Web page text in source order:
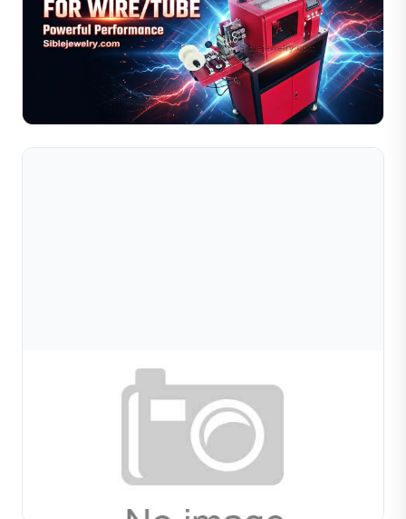
Sức
Khám phá lý do tại sao máy kéo dây Sible được các nhà
sản xuất trang sức trên toàn thế giới tin dùng. Tìm hiểu
các giải pháp ổn định, hiệu quả và tiết kiệm chi ...
Đọc toàn bộ bài viết
Thiết Bị Hàn Và Đánh Bóng Trang Sức: Hướng
Dẫn Thiết Yếu Cho Thiết Lập Dây Chuyề
Hướng dẫn đầy đủ về máy hàn và đánh bóng trang sức.
So sánh hàn laser và hàn điện trở, tìm hiểu quy trình
đánh bóng chuyên nghiệp và lên kế hoạch dây chuyền